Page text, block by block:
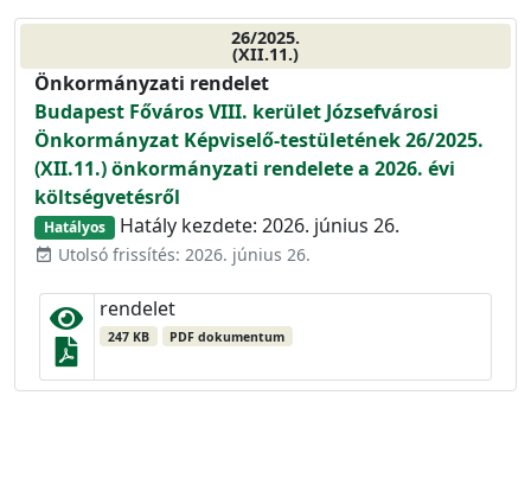
26/2025.
(XII.11.)
Önkormányzati rendelet
Budapest Főváros VIII. kerület Józsefvárosi
Önkormányzat Képviselő-testületének 26/2025.
(XII.11.) önkormányzati rendelete a 2026. évi
költségvetésről
Hatályos Hatály kezdete: 2026. június 26.
event_available Utolsó frissítés: 2026. június 26.
rendelet
247 KB PDF dokumentum